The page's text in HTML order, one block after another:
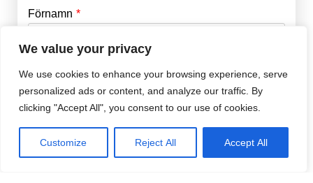
We value your privacy
We use cookies to enhance your browsing experience, serve
personalized ads or content, and analyze our traffic. By
clicking "Accept All", you consent to our use of cookies.
Customize Reject All Accept All
Förnamn *
Efternamn *
E-post *
Email
Password
Remember Me